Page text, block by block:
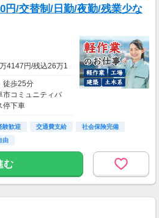
円/交替制/日勤/夜勤/残業少な
4147円/残込26万1
能です。）
徒歩25分
市コミュニティバ
停下車
無料駐車場有 ※敷
験歓迎 交通費支給
社会保険完備
由
む